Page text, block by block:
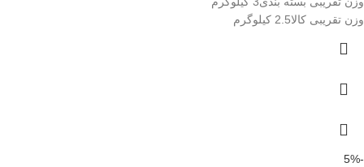
وزن تقریبی کالا2.5 کیلوگرم
-5%